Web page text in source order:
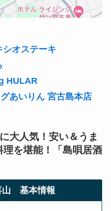
オステーキ
HULAR
あいりん 宮古島本店
大人気！安い＆うま
を堪能！「島唄居酒
基本情報